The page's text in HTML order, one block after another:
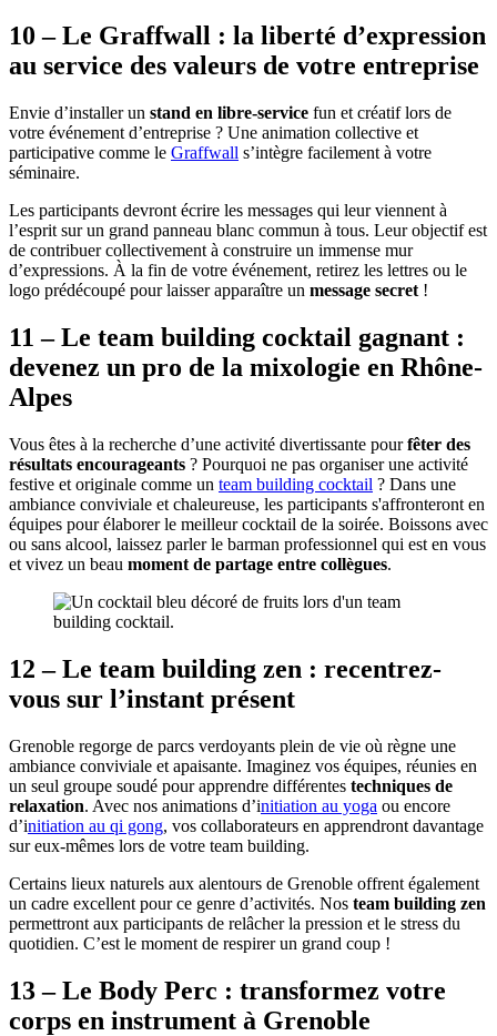
10 – Le Graffwall : la liberté d’expression
au service des valeurs de votre entreprise
Envie d’installer un stand en libre-service fun et créatif lors de
votre événement d’entreprise ? Une animation collective et
participative comme le Graffwall s’intègre facilement à votre
séminaire.
Les participants devront écrire les messages qui leur viennent à
l’esprit sur un grand panneau blanc commun à tous. Leur objectif est
de contribuer collectivement à construire un immense mur
d’expressions. À la fin de votre événement, retirez les lettres ou le
logo prédécoupé pour laisser apparaître un message secret !
11 – Le team building cocktail gagnant :
devenez un pro de la mixologie en Rhône-
Alpes
Vous êtes à la recherche d’une activité divertissante pourfêter des
résultats encourageants ? Pourquoi ne pas organiser une activité
festive et originale comme un team building cocktail ? Dans une
ambiance conviviale et chaleureuse, les participants s'affronteront en
équipes pour élaborer le meilleur cocktail de la soirée. Boissons avec
ou sans alcool, laissez parler le barman professionnel qui est en vous
et vivez un beau moment de partage entre collègues.
12 – Le team building zen : recentrez-
vous sur l’instant présent
Grenoble regorge de parcs verdoyants plein de vie où règne une
ambiance conviviale et apaisante. Imaginez vos équipes, réunies en
un seul groupe soudé pour apprendre différentes techniques de
relaxation. Avec nos animations d’initiation au yoga ou encore
d’initiation au qi gong, vos collaborateurs en apprendront davantage
sur eux-mêmes lors de votre team building.
Certains lieux naturels aux alentours de Grenoble offrent également
un cadre excellent pour ce genre d’activités. Nos team building zen
permettront aux participants de relâcher la pression et le stress du
quotidien. C’est le moment de respirer un grand coup !
13 – Le Body Perc : transformez votre
corps en instrument à Grenoble